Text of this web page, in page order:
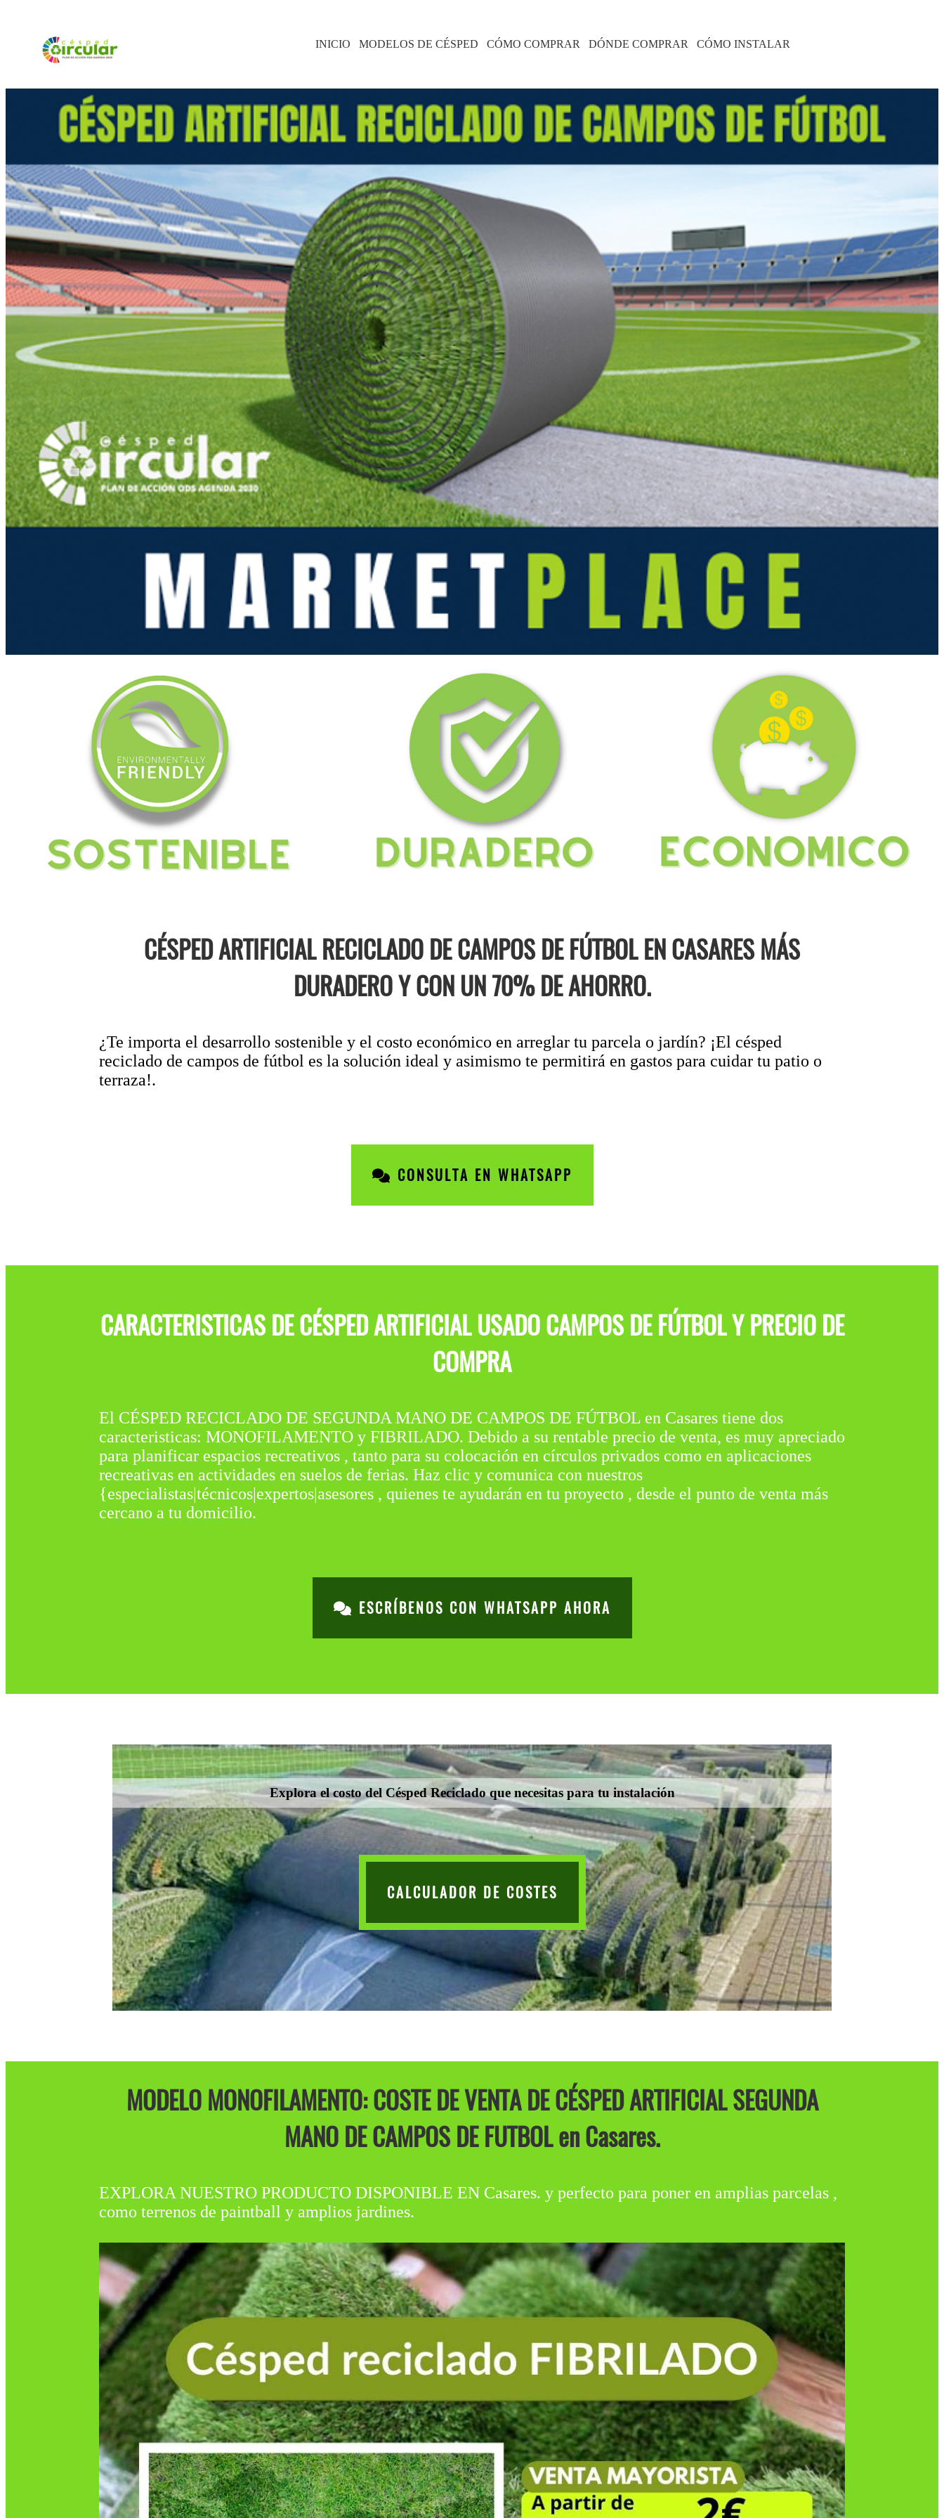
INICIO MODELOS DE CÉSPED CÓMO COMPRAR DÓNDE COMPRAR CÓMO INSTALAR
CÉSPED ARTIFICIAL RECICLADO DE CAMPOS DE FÚTBOL EN CASARES MÁS
DURADERO Y CON UN 70% DE AHORRO.
¿Te importa el desarrollo sostenible y el costo económico en arreglar tu parcela o jardín? ¡El césped
reciclado de campos de fútbol es la solución ideal y asimismo te permitirá en gastos para cuidar tu patio o
terraza!.
CONSULTA EN WHATSAPP
CARACTERISTICAS DE CÉSPED ARTIFICIAL USADO CAMPOS DE FÚTBOL Y PRECIO DE
COMPRA
El CÉSPED RECICLADO DE SEGUNDA MANO DE CAMPOS DE FÚTBOL en Casares tiene dos
caracteristicas: MONOFILAMENTO y FIBRILADO. Debido a su rentable precio de venta, es muy apreciado
para planificar espacios recreativos , tanto para su colocación en círculos privados como en aplicaciones
recreativas en actividades en suelos de ferias. Haz clic y comunica con nuestros
{especialistas|técnicos|expertos|asesores , quienes te ayudarán en tu proyecto , desde el punto de venta más
cercano a tu domicilio.
ESCRÍBENOS CON WHATSAPP AHORA
Explora el costo del Césped Reciclado que necesitas para tu instalación
CALCULADOR DE COSTES
MODELO MONOFILAMENTO: COSTE DE VENTA DE CÉSPED ARTIFICIAL SEGUNDA
MANO DE CAMPOS DE FUTBOL en Casares.
EXPLORA NUESTRO PRODUCTO DISPONIBLE EN Casares. y perfecto para poner en amplias parcelas ,
como terrenos de paintball y amplios jardines.